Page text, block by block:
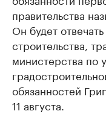
правительства
Он будет
строительства,
министерства по
обязанностей
11 августа.